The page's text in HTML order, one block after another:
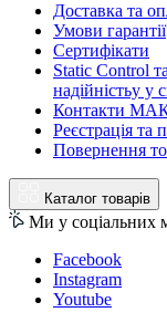
Доставка та
Умови гарантії
Сертифікати
Static Control
надійністьу у
Контакти
Реєстрація та
Повернення
Каталог товарів
Ми у соціальних
Facebook
Instagram
Youtube